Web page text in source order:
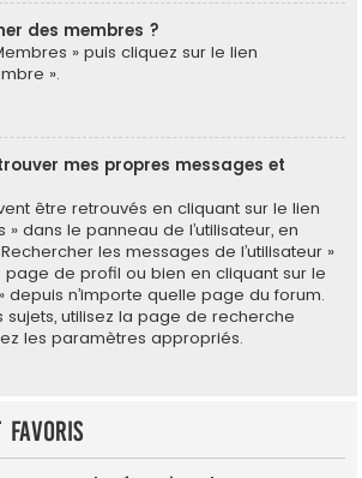
des membres ?
» puis cliquez sur le lien
».
mes propres messages et
être retrouvés en cliquant sur le lien
» dans le panneau de l’utilisateur, en
les messages de l’utilisateur »
de profil ou bien en cliquant sur le
depuis n’importe quelle page du forum.
sujets, utilisez la page de recherche
les paramètres appropriés.
favoris